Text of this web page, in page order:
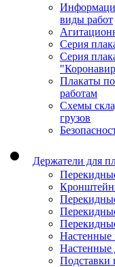
виды работ
Серия
Серия
Плакаты
работам
Схемы
грузов
Держатели для
Настенные
Настенные
Подставки